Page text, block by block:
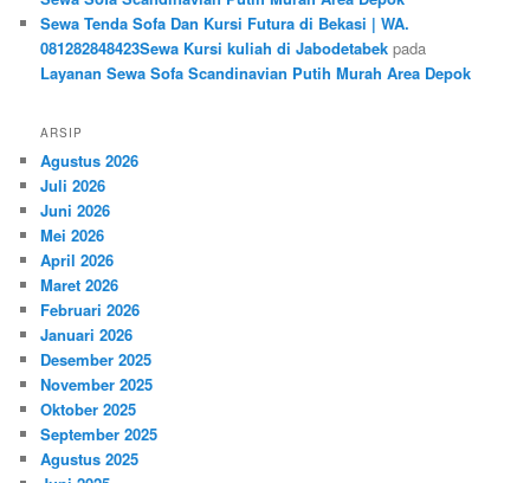
Sewa Tenda Sofa Dan Kursi Futura di Bekasi | WA.
081282848423Sewa Kursi kuliah di Jabodetabek pada
Layanan Sewa Sofa Scandinavian Putih Murah Area Depok
ARSIP
Agustus 2026
Juli 2026
Juni 2026
Mei 2026
April 2026
Maret 2026
Februari 2026
Januari 2026
Desember 2025
November 2025
Oktober 2025
September 2025
Agustus 2025